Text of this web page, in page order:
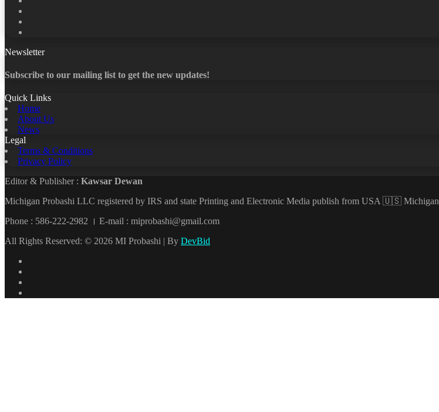
Newsletter
Subscribe to our mailing list to get the new updates!
Quick Links
Home
About Us
News
Legal
Terms & Conditions
Privacy Policy
Editor & Publisher : Kawsar Dewan
Michigan Probashi LLC registered by IRS and state Printing and Electronic Media publish from USA 🇺🇸 Michigan
Phone : 586-222-2982 । E-mail : miprobashi@gmail.com
All Rights Reserved: © 2026 MI Probashi | By DevBid